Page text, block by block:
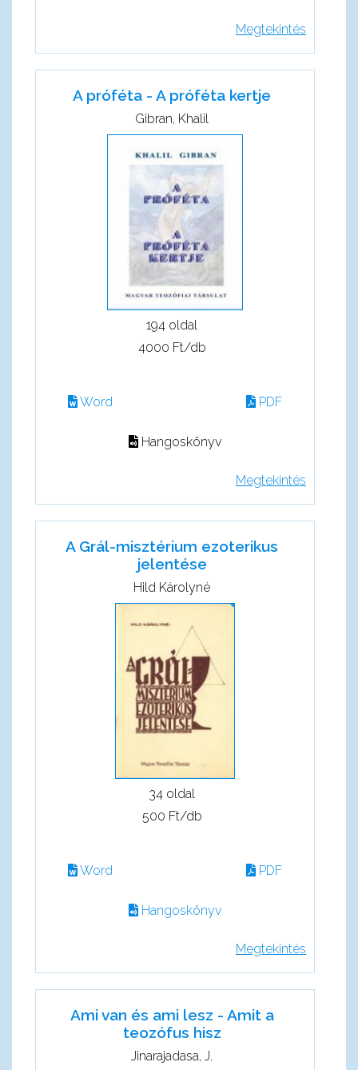
Megtekintés
A próféta - A próféta kertje
Gibran, Khalil
194 oldal
4000 Ft/db
Word PDF
Hangoskönyv
Megtekintés
A Grál-misztérium ezoterikus
jelentése
Hild Károlyné
34 oldal
500 Ft/db
Word PDF
Hangoskönyv
Megtekintés
Ami van és ami lesz - Amit a
teozófus hisz
Jinarajadasa, J.